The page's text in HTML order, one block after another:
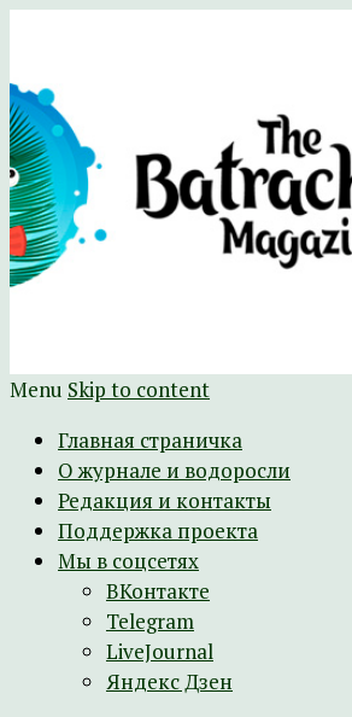
The
Батрахоспермум
Menu Skip to content
Главная страничка
О журнале и водоросли
Редакция и контакты
Поддержка проекта
Мы в соцсетях
ВКонтакте
Telegram
LiveJournal
Яндекс Дзен